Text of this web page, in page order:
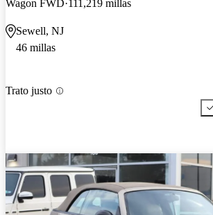
Wagon FWD 111,219 millas
Sewell, NJ
46 millas
Trato justo